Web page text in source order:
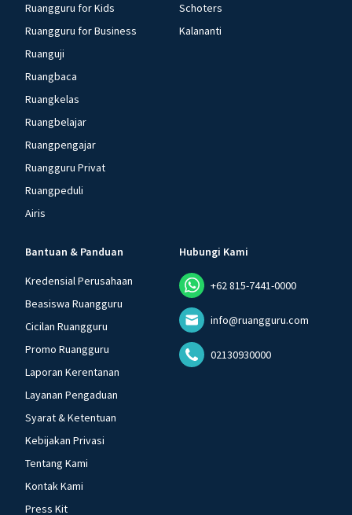
Ruangguru for Kids
Ruangguru for Business
Ruanguji
Ruangbaca
Ruangkelas
Ruangbelajar
Ruangpengajar
Ruangguru Privat
Ruangpeduli
Airis
Schoters
Kalananti
Bantuan & Panduan
Kredensial Perusahaan
Beasiswa Ruangguru
Cicilan Ruangguru
Promo Ruangguru
Laporan Kerentanan
Layanan Pengaduan
Syarat & Ketentuan
Kebijakan Privasi
Tentang Kami
Kontak Kami
Press Kit
Hubungi Kami
+62 815-7441-0000
info@ruangguru.com
02130930000